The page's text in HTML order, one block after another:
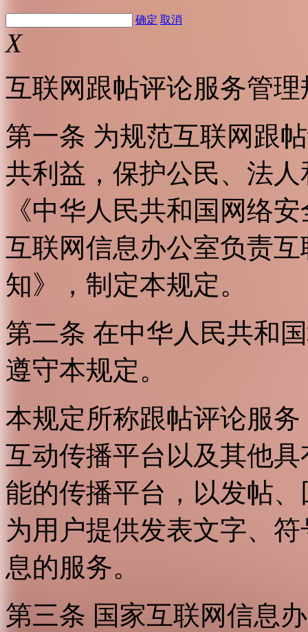
确定 取消
X
互联网跟帖评论服务管理
第一条 为规范互联网跟
共利益，保护公民、法
《中华人民共和国网络
互联网信息办公室负责
知》，制定本规定。
第二条 在中华人民共和
遵守本规定。
本规定所称跟帖评论服
互动传播平台以及其他
能的传播平台，以发帖
为用户提供发表文字、
息的服务。
第三条 国家互联网信息